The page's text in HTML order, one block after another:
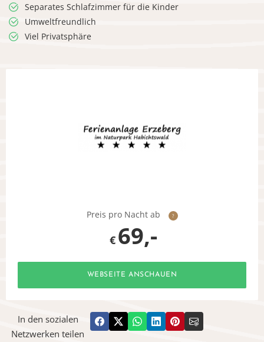
Separates Schlafzimmer für die Kinder
Umweltfreundlich
Viel Privatsphäre
Preis pro Nacht ab ?
€ 69,-
WEBSEITE ANSCHAUEN
In den sozialen
Netzwerken teilen